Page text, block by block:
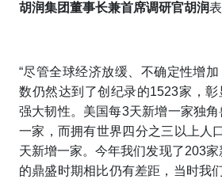
胡润集团董事长兼首席调研官胡润
“尽管全球经济放缓、不确定性增
数仍然达到了创纪录的1523家，
强大韧性。美国每3天新增一家独
一家，而拥有世界四分之三以上人
天新增一家。今年我们发现了203
的鼎盛时期相比仍有差距，当时我